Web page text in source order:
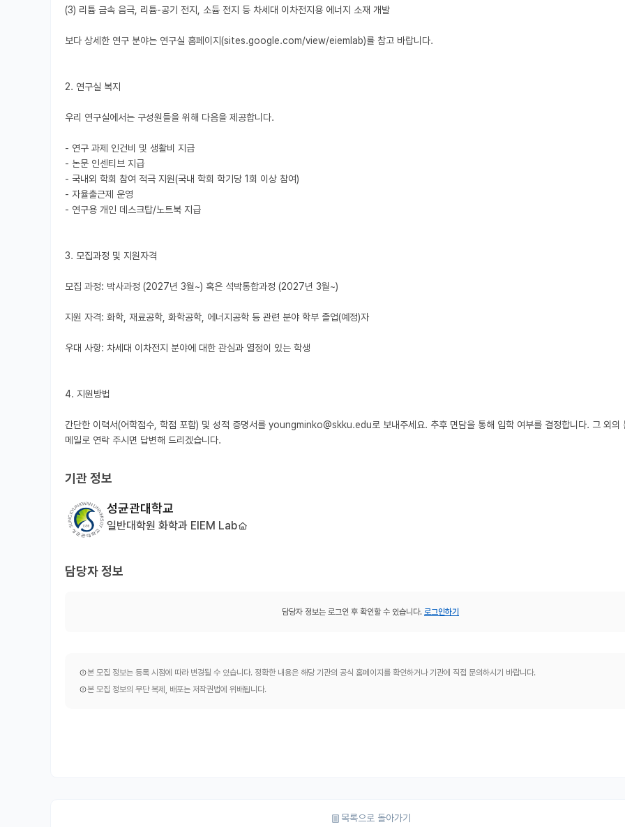
(3) 리튬 금속 음극, 리튬-공기 전지, 소듐 전지 등 차세대 이차전지용 에너지 소재 개발
보다 상세한 연구 분야는 연구실 홈페이지(sites.google.com/view/eiemlab)를 참고 바랍니다.
2. 연구실 복지
우리 연구실에서는 구성원들을 위해 다음을 제공합니다.
- 연구 과제 인건비 및 생활비 지급
- 논문 인센티브 지급
- 국내외 학회 참여 적극 지원(국내 학회 학기당 1회 이상 참여)
- 자율출근제 운영
- 연구용 개인 데스크탑/노트북 지급
3. 모집과정 및 지원자격
모집 과정: 박사과정 (2027년 3월~) 혹은 석박통합과정 (2027년 3월~)
지원 자격: 화학, 재료공학, 화학공학, 에너지공학 등 관련 분야 학부 졸업(예정)자
우대 사항: 차세대 이차전지 분야에 대한 관심과 열정이 있는 학생
4. 지원방법
간단한 이력서(어학점수, 학점 포함) 및 성적 증명서를 youngminko@skku.edu로 보내주세요. 추후 면담을 통해 입학 여부를 결정합니다. 그 외의
메일로 연락 주시면 답변해 드리겠습니다.
기관 정보
성균관대학교
일반대학원 화학과 EIEM Lab
담당자 정보
담당자 정보는 로그인 후 확인할 수 있습니다. 로그인하기
본 모집 정보는 등록 시점에 따라 변경될 수 있습니다. 정확한 내용은 해당 기관의 공식 홈페이지를 확인하거나 기관에 직접 문의하시기 바랍니다.
본 모집 정보의 무단 복제, 배포는 저작권법에 위배됩니다.
목록으로 돌아가기